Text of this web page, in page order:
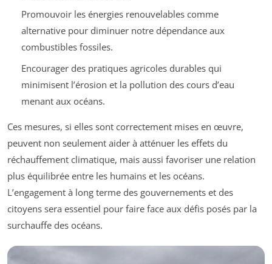
Promouvoir les énergies renouvelables comme
alternative pour diminuer notre dépendance aux
combustibles fossiles.
Encourager des pratiques agricoles durables qui
minimisent l’érosion et la pollution des cours d’eau
menant aux océans.
Ces mesures, si elles sont correctement mises en œuvre,
peuvent non seulement aider à atténuer les effets du
réchauffement climatique, mais aussi favoriser une relation
plus équilibrée entre les humains et les océans.
L’engagement à long terme des gouvernements et des
citoyens sera essentiel pour faire face aux défis posés par la
surchauffe des océans.